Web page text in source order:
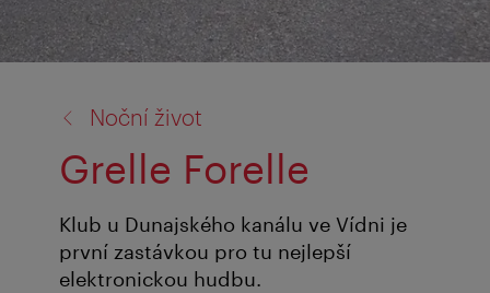
Noční život
Grelle Forelle
Klub u Dunajského kanálu ve Vídni je
první zastávkou pro tu nejlepší
elektronickou hudbu.